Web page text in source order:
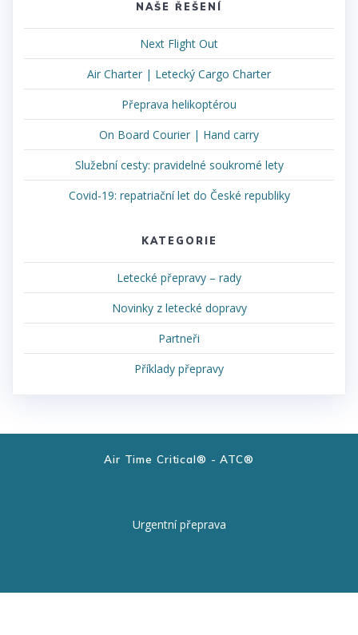
NAŠE ŘEŠENÍ
Next Flight Out
Air Charter | Letecký Cargo Charter
Přeprava helikoptérou
On Board Courier | Hand carry
Služební cesty: pravidelné soukromé lety
Covid-19: repatriační let do České republiky
KATEGORIE
Letecké přepravy – rady
Novinky z letecké dopravy
Partneři
Příklady přepravy
Air Time Critical® - ATC®
Urgentní přeprava